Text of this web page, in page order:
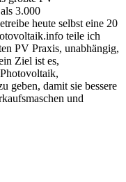
3.000
heute selbst eine 20
teile ich
PV Praxis, unabhängig,
Ziel ist es,
geben, damit sie bessere
und